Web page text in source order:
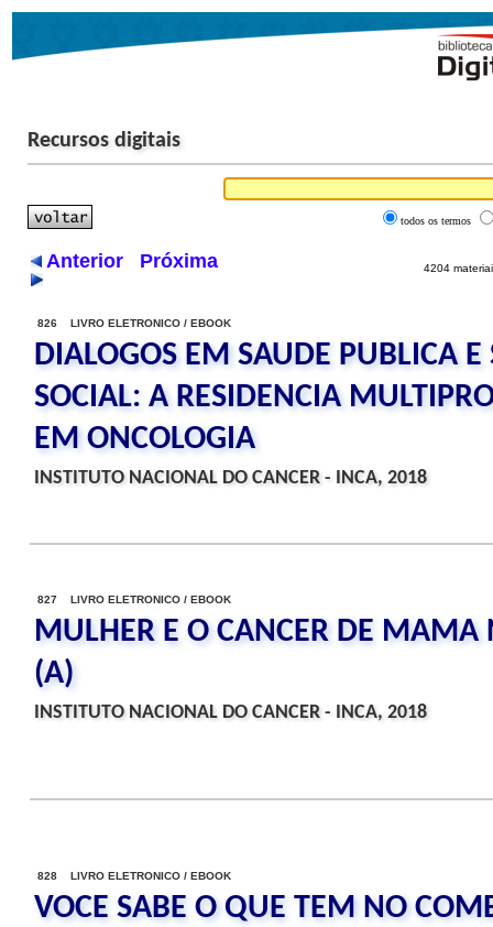
Recursos digitais
todos os termos
Anterior Próxima 4204
826 LIVRO ELETRONICO / EBOOK
DIALOGOS EM SAUDE PUBLICA E
SOCIAL: A RESIDENCIA
EM ONCOLOGIA
INSTITUTO NACIONAL DO CANCER - INCA, 2018
827 LIVRO ELETRONICO / EBOOK
MULHER E O CANCER DE MAMA
(A)
INSTITUTO NACIONAL DO CANCER - INCA, 2018
828 LIVRO ELETRONICO / EBOOK
VOCE SABE O QUE TEM NO